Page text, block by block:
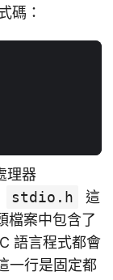
碼：
理器
stdio.h
這
檔案中包含了
語言程式都會
一行是固定都